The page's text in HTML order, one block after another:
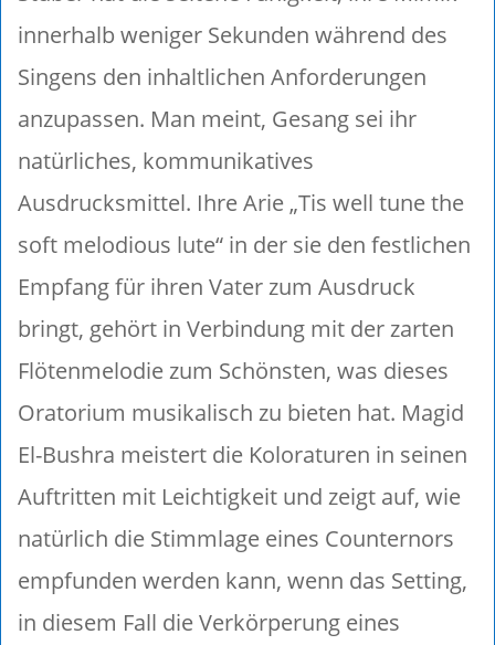
innerhalb weniger Sekunden während des
Singens den inhaltlichen Anforderungen
anzupassen. Man meint, Gesang sei ihr
natürliches, kommunikatives
Ausdrucksmittel. Ihre Arie „Tis well tune the
soft melodious lute“ in der sie den festlichen
Empfang für ihren Vater zum Ausdruck
bringt, gehört in Verbindung mit der zarten
Flötenmelodie zum Schönsten, was dieses
Oratorium musikalisch zu bieten hat. Magid
El-Bushra meistert die Koloraturen in seinen
Auftritten mit Leichtigkeit und zeigt auf, wie
natürlich die Stimmlage eines Counternors
empfunden werden kann, wenn das Setting,
in diesem Fall die Verkörperung eines